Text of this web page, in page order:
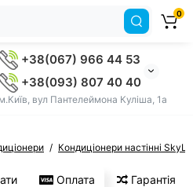
+38(067) 966 44 53
+38(093) 807 40 40
м.Київ, вул Пантелеймона Куліша, 1а
0
Кондиціонери настінні
Оплата Гарантія